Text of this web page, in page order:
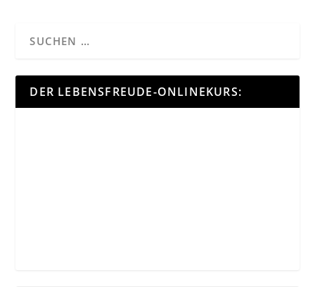
DER LEBENSFREUDE-ONLINEKURS: